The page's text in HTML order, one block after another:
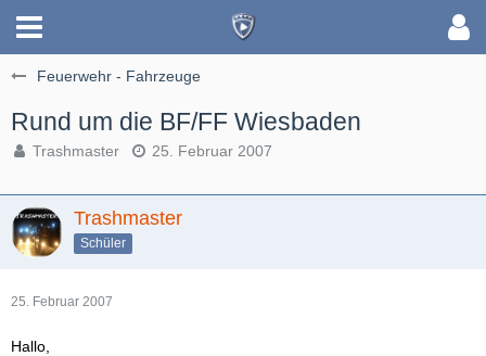
Feuerwehr - Fahrzeuge
Rund um die BF/FF Wiesbaden
Trashmaster 25. Februar 2007
Trashmaster
Schüler
25. Februar 2007
Hallo,